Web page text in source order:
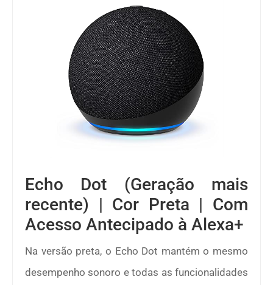
Echo Dot (Geração mais
recente) | Cor Preta | Com
Acesso Antecipado à Alexa+
Na versão preta, o Echo Dot mantém o mesmo
desempenho sonoro e todas as funcionalidades